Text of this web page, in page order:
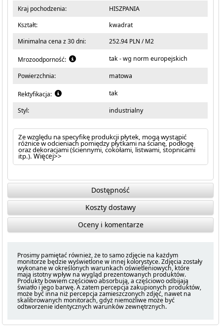
Kraj pochodzenia:
HISZPANIA
Kształt:
kwadrat
Minimalna cena z 30 dni:
252.94 PLN / M2
Mrozoodporność: tak - wg norm europejskich
Powierzchnia: matowa
Rektyfikacja: tak
Styl: industrialny
Ze względu na specyfikę produkcji płytek, mogą wystąpić
różnice w odcieniach pomiędzy płytkami na ścianę, podłogę
oraz dekoracjami (ściennymi, cokołami, listwami, stopnicami
itp.).Więcej>>
Dostępność
Koszty dostawy
Oceny i komentarze
Prosimy pamiętać również, że to samo zdjęcie na każdym
monitorze będzie wyświetlone w innej kolorystyce. Zdjęcia zostały
wykonane w określonych warunkach oświetleniowych, które
mają istotny wpływ na wygląd prezentowanych produktów.
Produkty bowiem częściowo absorbują, a częściowo odbijają
światło i jego barwę. A zatem percepcja zakupionych produktów,
może być inna niż percepcja zamieszczonych zdjęć, nawet na
skalibrowanych monitorach, gdyż niemożliwe może być
odtworzenie identycznych warunków zewnętrznych.